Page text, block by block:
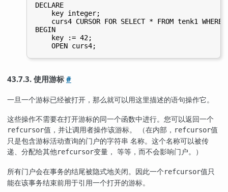
DECLARE
    key integer;
curs4 CURSOR FOR SELECT * FROM tenk1 WHERE
BEGIN
    key := 42;
43.7.3. 使用游标#
一旦一个游标已经被打开，那么就可以用这里描述的语句操作它。
这些操作不需要在打开游标的同一个函数中进行。您可以返回一个
refcursor值，并让调用者操作该游标。 （在内部， refcursor值
只是包含游标活动查询的门户的字符串 名称。这个名称可以被传
递、分配给其他refcursor变量， 等等，而不会影响门户。）
所有门户会在事务的结尾被隐式地关闭。因此一个refcursor值只
能在该事务结束前用于引用一个打开的游标。